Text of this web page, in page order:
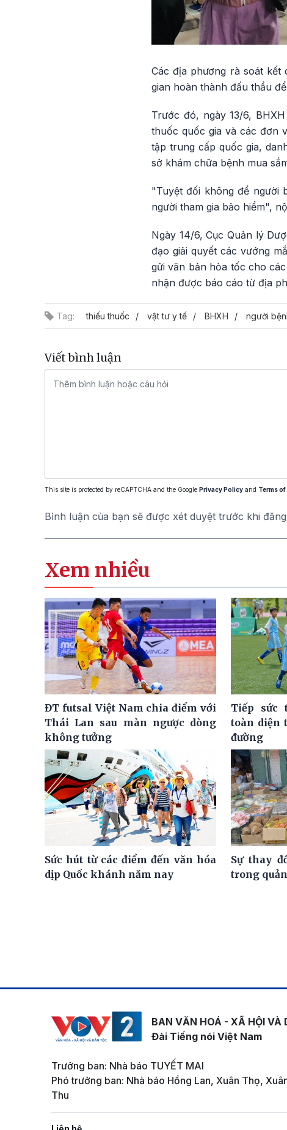
Các địa phương rà soát
gian hoàn thành đấu thầu
Trước đó, ngày 13/6,
thuốc quốc gia và các đơn
tập trung cấp quốc gia,
sở khám chữa bệnh mua
"Tuyệt đối không để người
người tham gia bảo hiểm",
Ngày 14/6, Cục Quản lý
đạo giải quyết các vướng
gửi văn bản hỏa tốc cho
nhận được báo cáo từ địa
Tag: thiếu thuốc vật tư y tế BHXH người
Viết bình luận
This site is protected by reCAPTCHA and the Google Privacy Policy and Terms
Bình luận của bạn sẽ được xét duyệt trước khi đăng
Xem nhiều
ĐT futsal Việt Nam chia điểm với
Thái Lan sau màn ngược dòng
không tưởng
Tiếp sức
toàn diện
đường
Sức hút từ các điểm đến văn hóa
dịp Quốc khánh năm nay
Sự thay
trong
BAN VĂN HOÁ - XÃ HỘI VÀ
Đài Tiếng nói Việt Nam
Trưởng ban: Nhà báo TUYẾT MAI
Phó trưởng ban: Nhà báo Hồng Lan, Xuân Thọ,
Thu